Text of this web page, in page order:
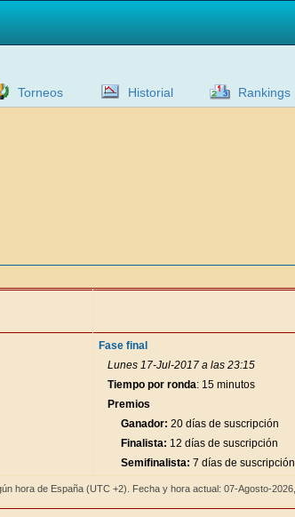
Torneos Historial Rankings
Fase final
Lunes 17-Jul-2017 a las 23:15
Tiempo por ronda: 15 minutos
Premios
Ganador: 20 días de suscripción
Finalista: 12 días de suscripción
Semifinalista: 7 días de suscripción
hora de España (UTC +2). Fecha y hora actual: 07-Agosto-2026,